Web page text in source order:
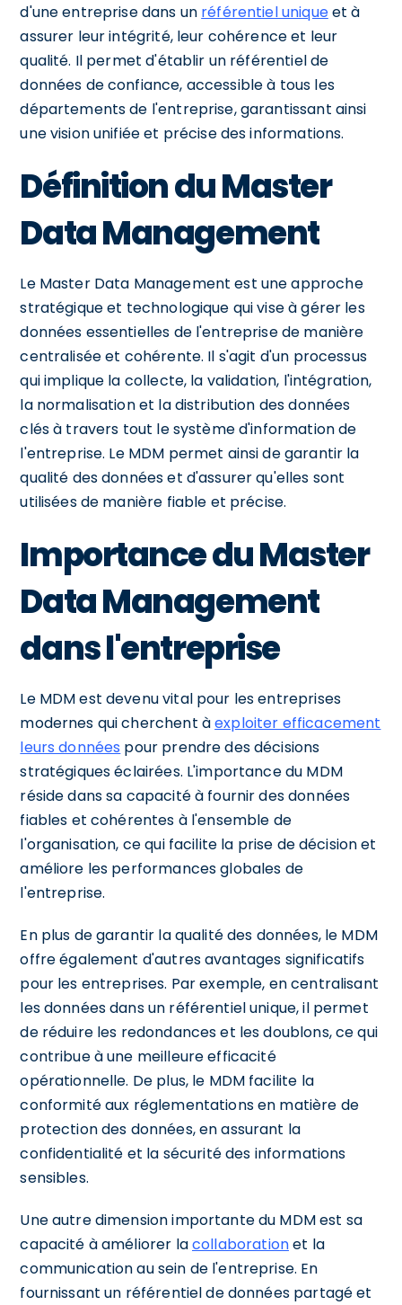
d'une entreprise dans un référentiel uniqueet à
assurer leur intégrité, leur cohérence et leur
qualité. Il permet d'établir un référentiel de
données de confiance, accessible à tous les
départements de l'entreprise, garantissant ainsi
une vision unifiée et précise des informations.
Définition du Master
Data Management
Le Master Data Management est une approche
stratégique et technologique qui vise à gérer les
données essentielles de l'entreprise de manière
centralisée et cohérente. Il s'agit d'un processus
qui implique la collecte, la validation, l'intégration,
la normalisation et la distribution des données
clés à travers tout le système d'information de
l'entreprise. Le MDM permet ainsi de garantir la
qualité des données et d'assurer qu'elles sont
utilisées de manière fiable et précise.
Importance du Master
Data Management
dans l'entreprise
Le MDM est devenu vital pour les entreprises
modernes qui cherchent àexploiter efficacement
leurs données pour prendre des décisions
stratégiques éclairées. L'importance du MDM
réside dans sa capacité à fournir des données
fiables et cohérentes à l'ensemble de
l'organisation, ce qui facilite la prise de décision et
améliore les performances globales de
l'entreprise.
En plus de garantir la qualité des données, le MDM
offre également d'autres avantages significatifs
pour les entreprises. Par exemple, en centralisant
les données dans un référentiel unique, il permet
de réduire les redondances et les doublons, ce qui
contribue à une meilleure efficacité
opérationnelle. De plus, le MDM facilite la
conformité aux réglementations en matière de
protection des données, en assurant la
confidentialité et la sécurité des informations
sensibles.
Une autre dimension importante du MDM est sa
capacité à améliorer lacollaborationet la
communication au sein de l'entreprise. En
fournissant un référentiel de données partagé et